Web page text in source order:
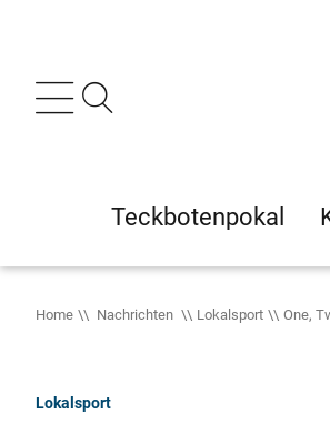
Teckbotenpokal
Home Nachrichten Lokalsport One,
Lokalsport